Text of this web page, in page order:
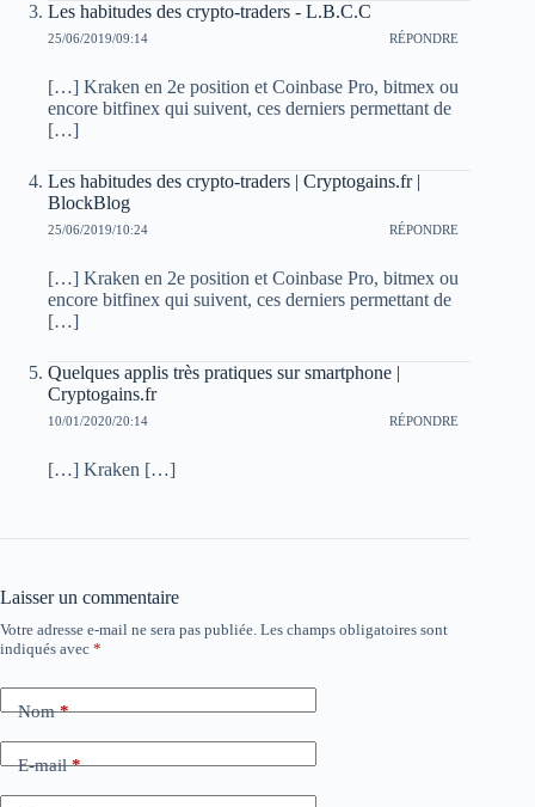
Les habitudes des crypto-traders - L.B.C.C
25/06/2019/09:14 RÉPONDRE
[…] Kraken en 2e position et Coinbase Pro, bitmex ou
encore bitfinex qui suivent, ces derniers permettant de
[…]
Les habitudes des crypto-traders | Cryptogains.fr |
BlockBlog
25/06/2019/10:24 RÉPONDRE
[…] Kraken en 2e position et Coinbase Pro, bitmex ou
encore bitfinex qui suivent, ces derniers permettant de
[…]
Quelques applis très pratiques sur smartphone |
Cryptogains.fr
10/01/2020/20:14 RÉPONDRE
[…] Kraken […]
Laisser un commentaire
Votre adresse e-mail ne sera pas publiée. Les champs obligatoires sont
indiqués avec *
Nom*
E-mail*